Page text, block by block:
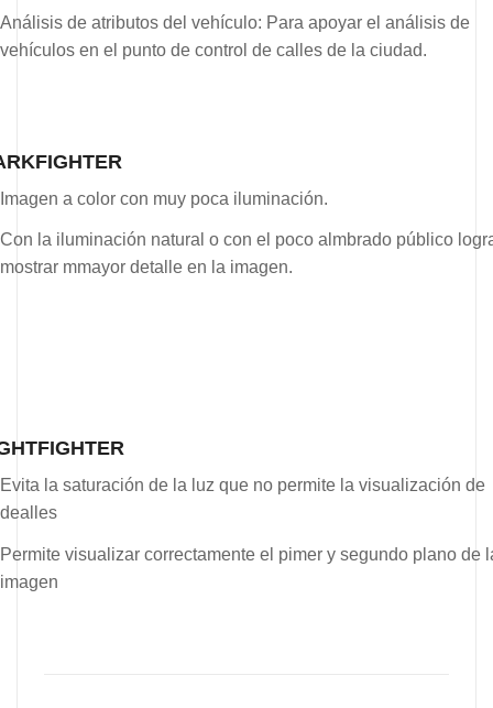
Análisis de atributos del vehículo: Para apoyar el análisis de
vehículos en el punto de control de calles de la ciudad.
Imagen a color con muy poca iluminación.
Con la iluminación natural o con el poco almbrado público
mostrar mmayor detalle en la imagen.
Evita la saturación de la luz que no permite la visualización de
dealles
Permite visualizar correctamente el pimer y segundo plano de
imagen